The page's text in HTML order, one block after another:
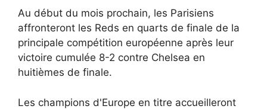
Au début du mois prochain, les Parisiens
affronteront les Reds en quarts de finale de la
principale compétition européenne après leur
victoire cumulée 8-2 contre Chelsea en
huitièmes de finale.
Les champions d'Europe en titre accueilleront